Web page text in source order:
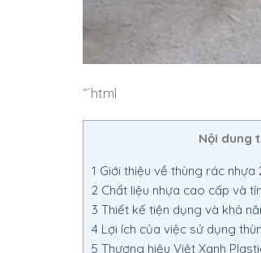
“`html
Nội dung
1 Giới thiệu về thùng rác nhựa
2 Chất liệu nhựa cao cấp và
3 Thiết kế tiện dụng và khả
4 Lợi ích của việc sử dụng
5 Thương hiệu Việt Xanh